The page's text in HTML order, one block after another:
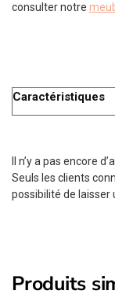
consulter notre
Caractéristiques
Il n’y a pas encore
Seuls les clients
possibilité de laisser
Produits